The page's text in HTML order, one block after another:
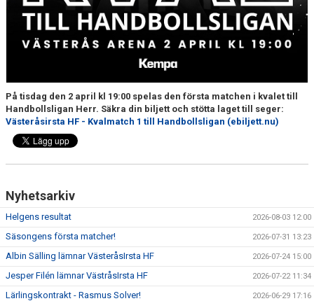
På tisdag den 2 april kl 19:00 spelas den första matchen i kvalet till
Handbollsligan Herr. Säkra din biljett och stötta laget till seger:
Västeråsirsta HF - Kvalmatch 1 till Handbollsligan (ebiljett.nu)
Nyhetsarkiv
Helgens resultat 2026-08-03 12:00
Säsongens första matcher! 2026-07-31 13:23
Albin Sälling lämnar VästeråsIrsta HF 2026-07-24 15:00
Jesper Filén lämnar VästråsIrsta HF 2026-07-22 11:34
Lärlingskontrakt - Rasmus Solver! 2026-06-29 17:16